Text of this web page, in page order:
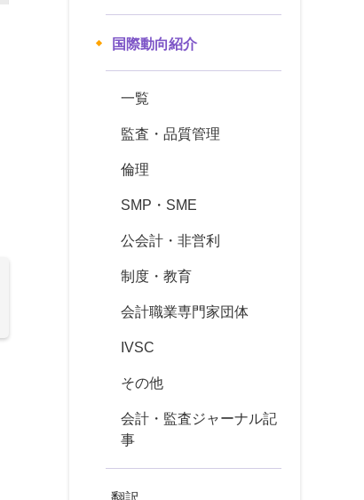
国際動向紹介
一覧
監査・品質管理
倫理
SMP・SME
公会計・非営利
制度・教育
会計職業専門家団体
IVSC
その他
会計・監査ジャーナル記
事